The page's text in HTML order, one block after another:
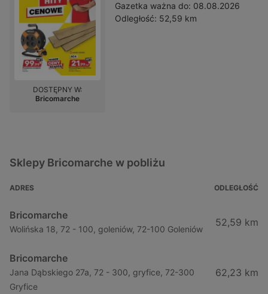
Gazetka ważna do: 08.08.2026
Odległość: 52,59 km
DOSTĘPNY W:
Bricomarche
Sklepy Bricomarche w pobliżu
ADRES ODLEGŁOŚĆ
Bricomarche
Wolińska 18, 72 - 100, goleniów, 72-100 Goleniów
52,59 km
Bricomarche
Jana Dąbskiego 27a, 72 - 300, gryfice, 72-300
Gryfice
62,23 km